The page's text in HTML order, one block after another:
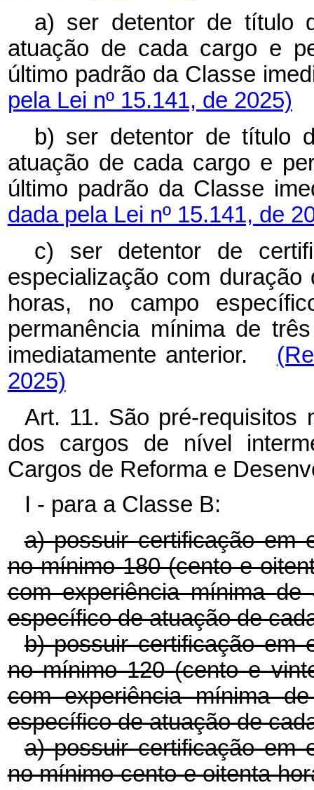
a) ser detentor de título
atuação de cada cargo e
último padrão da Classe
pela Lei nº 15.141, de 2025)
b) ser detentor de título
atuação de cada cargo e
último padrão da Classe
dada pela Lei nº 15.141, de
c) ser detentor de
especialização com
horas, no campo
permanência mínima de
imediatamente anterior.
2025)
Art. 11. São pré-requisitos
dos cargos de nível
Cargos de Reforma e
I - para a Classe B:
a) possuir certificação em
no mínimo 180 (cento e
com experiência mínima
específico de atuação de
b) possuir certificação em
no mínimo 120 (cento e
com experiência mínima
específico de atuação de
a) possuir certificação em
no mínimo cento e oitenta